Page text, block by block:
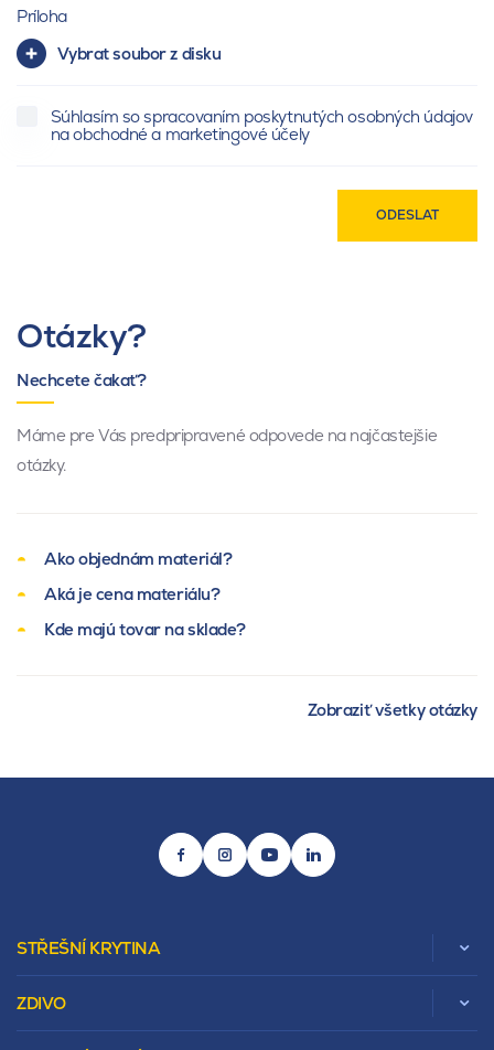
Príloha
Vybrat soubor z disku
Súhlasím so spracovaním poskytnutých osobných údajov
na obchodné a marketingové účely
ODESLAT
Otázky?
Nechcete čakať?
Máme pre Vás predpripravené odpovede na najčastejšie
otázky.
Ako objednám materiál?
Aká je cena materiálu?
Kde majú tovar na sklade?
Zobraziť všetky otázky
STŘEŠNÍ KRYTINA
ZDIVO